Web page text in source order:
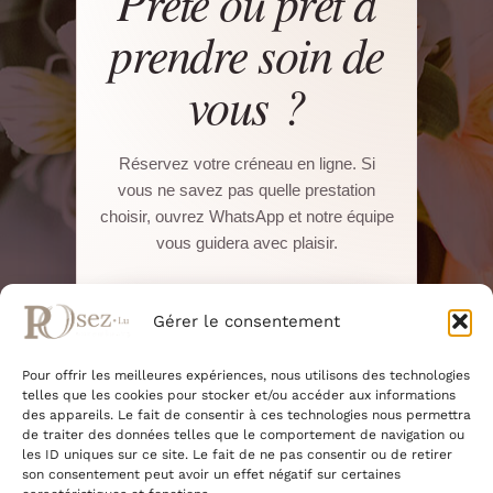
Gérer le consentement
Pour offrir les meilleures expériences, nous utilisons des technologies
telles que les cookies pour stocker et/ou accéder aux informations
des appareils. Le fait de consentir à ces technologies nous permettra
de traiter des données telles que le comportement de navigation ou
les ID uniques sur ce site. Le fait de ne pas consentir ou de retirer
son consentement peut avoir un effet négatif sur certaines
prendre soin de
vous ?
Réservez votre créneau en ligne. Si
vous ne savez pas quelle prestation
choisir, ouvrez WhatsApp et notre équipe
vous guidera avec plaisir.
Réserver sur Salonkee
WhatsApp direct
22, Boulevard Pierre Dupong · L-1430
Luxembourg